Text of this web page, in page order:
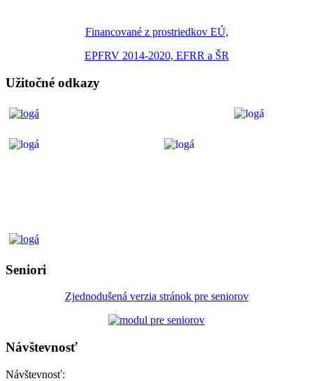
Financované z prostriedkov EÚ,
EPFRV 2014-2020, EFRR a ŠR
Užitočné odkazy
Seniori
Zjednodušená verzia stránok pre seniorov
Návštevnosť
Návštevnosť: